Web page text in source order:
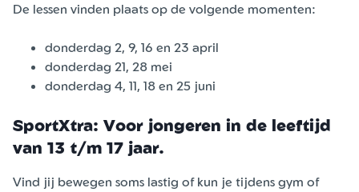
De lessen vinden plaats op de volgende momenten:
donderdag 2, 9, 16 en 23 april
donderdag 21, 28 mei
donderdag 4, 11, 18 en 25 juni
SportXtra: Voor jongeren in de leeftijd
van 13 t/m 17 jaar.
Vind jij bewegen soms lastig of kun je tijdens gym of